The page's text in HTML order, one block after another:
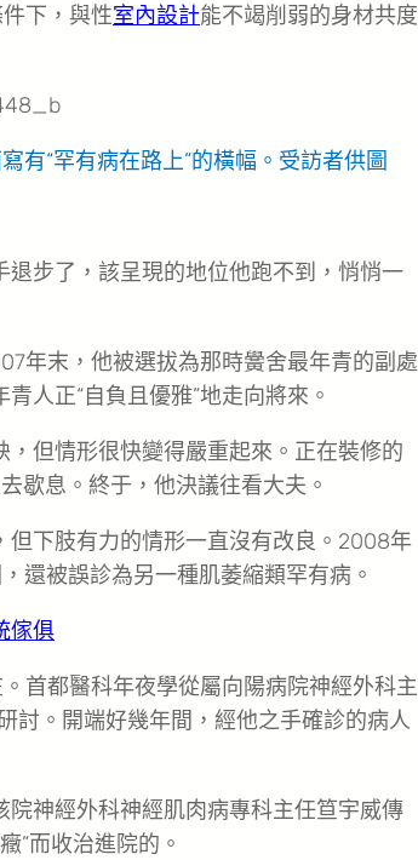
下，與性室內設計能不竭削弱的身材共度
有“罕有病在路上”的橫幅。 受訪者供圖
步了，該呈現的地位他跑不到，悄悄一
年末，他被選拔為那時黌舍最年青的副處
人正“自負且優雅”地走向將來。
但情形很快變得嚴重起來。正在裝修的
歇息。終于，他決議往看大夫。
下肢有力的情形一直沒有改良。2008年
還被誤診為另一種肌萎縮類罕有病。
傢俱
首都醫科年夜學從屬向陽病院神經外科主
討。開端好幾年間，經他之手確診的病人
神經外科神經肌肉病專科主任笪宇威傳
”而收治進院的。